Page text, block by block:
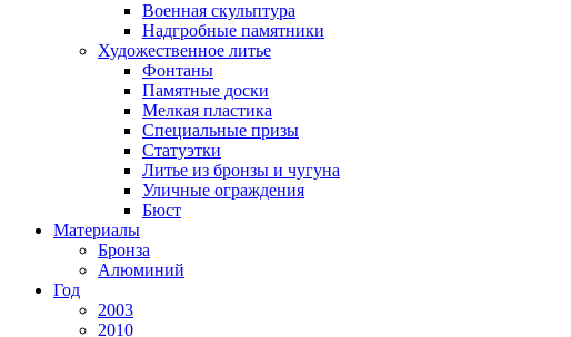
Военная скульптура
Надгробные памятники
Художественное литье
Фонтаны
Памятные доски
Мелкая пластика
Специальные призы
Статуэтки
Литье из бронзы и чугуна
Уличные ограждения
Бюст
Материалы
Бронза
Алюминий
Год
2003
2010